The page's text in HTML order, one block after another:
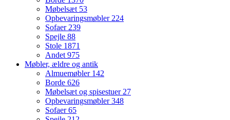
Møbelsæt 53
Opbevaringsmøbler224
Sofaer239
Spejle 88
Stole 1871
Andet975
Møbler, ældre og antik
Almuemøbler 142
Borde 626
Møbelsæt og spisestuer27
Opbevaringsmøbler348
Sofaer65